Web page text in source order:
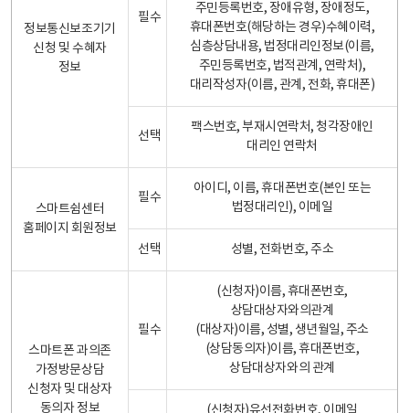
정보통신보조기기
신청 및 수혜자
정보
필수
주민등록번호, 장애유형, 장애정도,
휴대폰번호(해당하는 경우)수혜이력,
심층상담내용, 법정대리인정보(이름,
주민등록번호, 법적관계, 연락처),
대리작성자(이름, 관계, 전화, 휴대폰)
선택
팩스번호, 부재시연락처, 청각장애인
대리인 연락처
스마트쉼센터
홈페이지 회원정보
필수
아이디, 이름, 휴대폰번호(본인 또는
법정대리인), 이메일
선택 성별, 전화번호, 주소
스마트폰 과의존
가정방문상담
신청자 및 대상자
동의자 정보
필수
(신청자)이름, 휴대폰번호,
상담대상자와의관계
(대상자)이름, 성별, 생년월일, 주소
(상담동의자)이름, 휴대폰번호,
상담대상자와의 관계